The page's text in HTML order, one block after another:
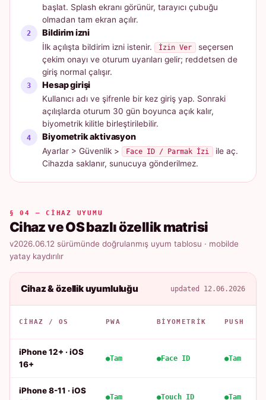
başlat. Splash ekranı görünür, tarayıcı çubuğu
olmadan tam ekran açılır.
Bildirim izni
İlk açılışta bildirim izni istenir. İzin Ver
seçersen
çekim onayı ve oturum uyarıları gelir; reddetsen de
giriş normal çalışır.
Hesap girişi
Kullanıcı adı ve şifrenle bir kez giriş yap. Sonraki
açılışlarda oturum 30 gün boyunca açık kalır,
biyometrik kilitle birleştirilebilir.
Biyometrik aktivasyon
Ayarlar > Güvenlik > Face ID / Parmak İzi
ile aç.
Cihazda saklanır, sunucuya gönderilmez.
§ 04 — CIHAZ UYUMU
Cihaz ve OS bazlı özellik matrisi
v2026.06.12 sürümünde doğrulanmış uyum tablosu · mobilde
yatay kaydırılır
Cihaz & özellik uyumluluğu updated 12.06.2026
CIHAZ / OS PWA BIYOMETRIK PUSH
iPhone 12+ · iOS
16+
Tam Face ID Tam
iPhone 8-11 · iOS
Tam Touch ID Tam